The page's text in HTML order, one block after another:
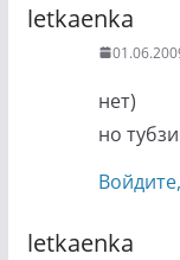
letkaenka
нет)
но
letkaenka